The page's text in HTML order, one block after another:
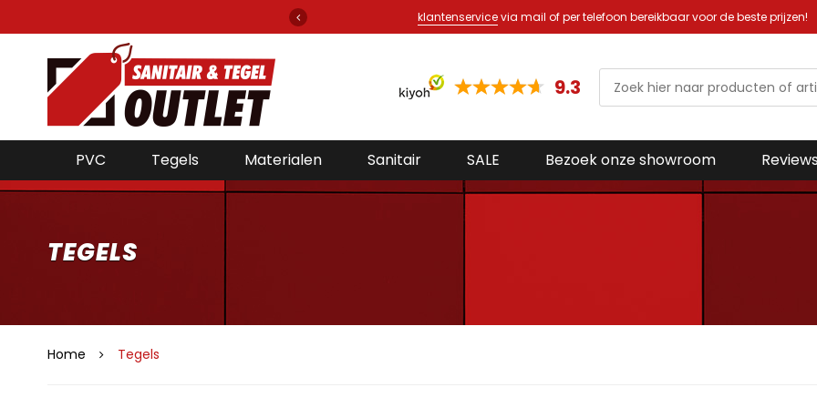
via mail of per telefoon bereikbaar voor de beste prijzen! Altijd een ruim aanbod in onze
9.3
PVC Tegels Materialen Sanitair SALE Bezoek onze showroom Reviews
TEGELS
Home Tegels